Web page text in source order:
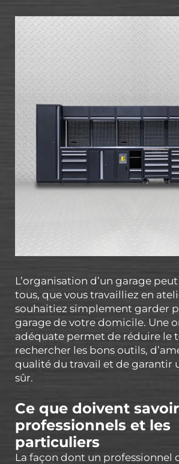
L’organisation d’un garage
tous, que vous travailliez en
souhaitiez simplement garder
garage de votre domicile. Une
adéquate permet de réduire le
rechercher les bons outils,
qualité du travail et de garantir
sûr.
Ce que doivent
professionnels et les
particuliers
La façon dont un professionnel